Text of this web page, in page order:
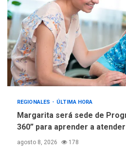
REGIONALES ÚLTIMA HORA
Margarita será sede de
360” para aprender a
agosto 8, 2026 178